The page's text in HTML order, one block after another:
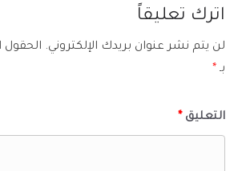
اترك تعليقاً
لن يتم نشر عنوان بريدك الإلكتروني. الحقول
بـ *
التعليق *